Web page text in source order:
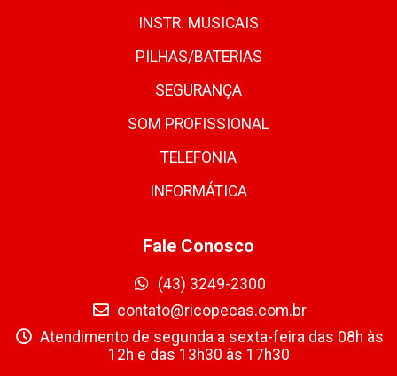
INSTR. MUSICAIS
PILHAS/BATERIAS
SEGURANÇA
SOM PROFISSIONAL
TELEFONIA
INFORMÁTICA
Fale Conosco
(43) 3249-2300
contato@ricopecas.com.br
Atendimento de segunda a sexta-feira das 08h às
12h e das 13h30 às 17h30